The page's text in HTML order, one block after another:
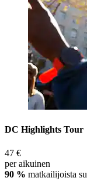
DC Highlights Tour
47 €
per aikuinen
90 % matkailijoista